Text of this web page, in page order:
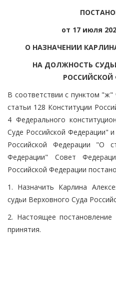
от 17 июля
О НАЗНАЧЕНИИ
НА ДОЛЖНОСТЬ
В соответствии с пунктом "ж"
статьи 128 Конституции
4 Федерального
Суде Российской Федерации"
Российской Федерации "О
Федерации" Совет
Российской Федерации
1. Назначить Карлина
судьи Верховного Суда
2. Настоящее
принятия.